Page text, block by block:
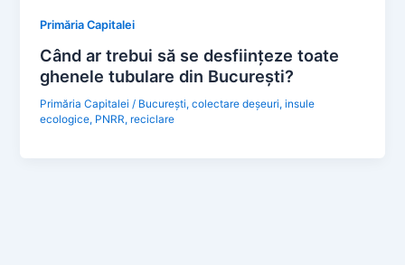
Primăria Capitalei
Când ar trebui să se desființeze toate
ghenele tubulare din București?
Primăria Capitalei / București,colectare deșeuri,insule
ecologice, PNRR, reciclare